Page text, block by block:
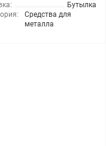
Бутылка
Средства для
металла